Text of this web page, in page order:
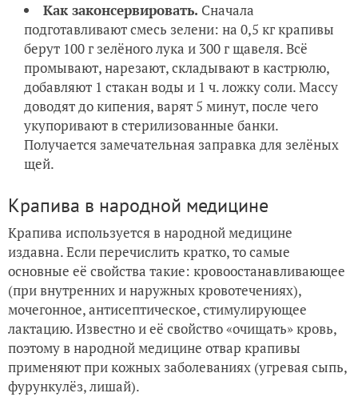
Как законсервировать. Сначала
подготавливают смесь зелени: на 0,5 кг крапивы
берут 100 г зелёного лука и 300 г щавеля. Всё
промывают, нарезают, складывают в кастрюлю,
добавляют 1 стакан воды и 1 ч. ложку соли. Массу
доводят до кипения, варят 5 минут, после чего
укупоривают в стерилизованные банки.
Получается замечательная заправка для зелёных
щей.
Крапива в народной медицине
Крапива используется в народной медицине
издавна. Если перечислить кратко, то самые
основные её свойства такие: кровоостанавливающее
(при внутренних и наружных кровотечениях),
мочегонное, антисептическое, стимулирующее
лактацию. Известно и её свойство «очищать» кровь,
поэтому в народной медицине отвар крапивы
применяют при кожных заболеваниях (угревая сыпь,
фурункулёз, лишай).